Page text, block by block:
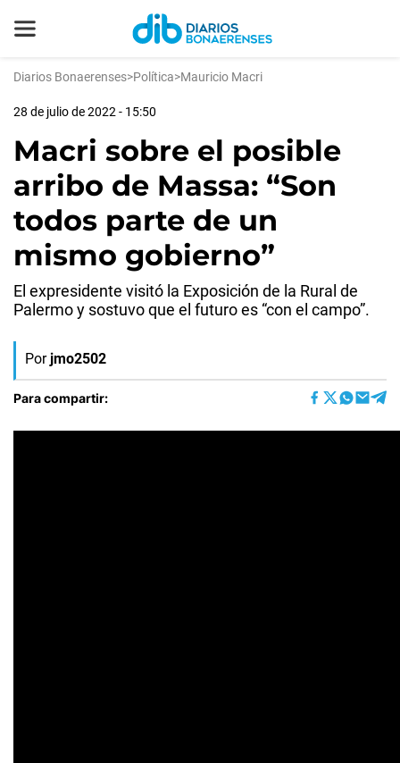
Diarios Bonaerenses>Política>Mauricio Macri
28 de julio de 2022 - 15:50
Macri sobre el posible
arribo de Massa: “Son
todos parte de un
mismo gobierno”
El expresidente visitó la Exposición de la Rural de
Palermo y sostuvo que el futuro es “con el campo”.
Por jmo2502
Para compartir: